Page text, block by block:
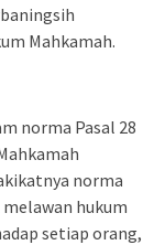
Mahkamah.
norma Pasal 28
norma
hukum
setiap orang,